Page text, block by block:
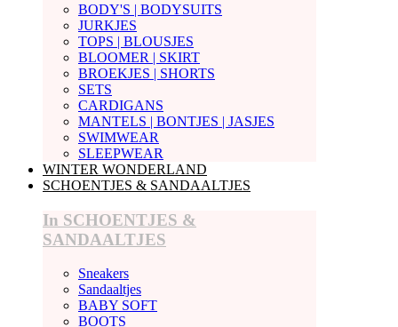
BODY'S | BODYSUITS
JURKJES
TOPS | BLOUSJES
BLOOMER | SKIRT
BROEKJES | SHORTS
SETS
CARDIGANS
MANTELS | BONTJES | JASJES
SWIMWEAR
SLEEPWEAR
WINTER WONDERLAND
SCHOENTJES & SANDAALTJES
In SCHOENTJES &
SANDAALTJES
Sneakers
Sandaaltjes
BABY SOFT
BOOTS